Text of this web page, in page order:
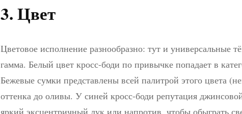
3. Цвет
Цветовое исполнение разнообразно: тут и универсальные
гамма. Белый цвет кросс-боди по привычке попадает в
Бежевые сумки представлены всей палитрой этого цвета
оттенка до оливы. У синей кросс-боди репутация
яркий эксцентричный лук или напротив, чтобы обыграть